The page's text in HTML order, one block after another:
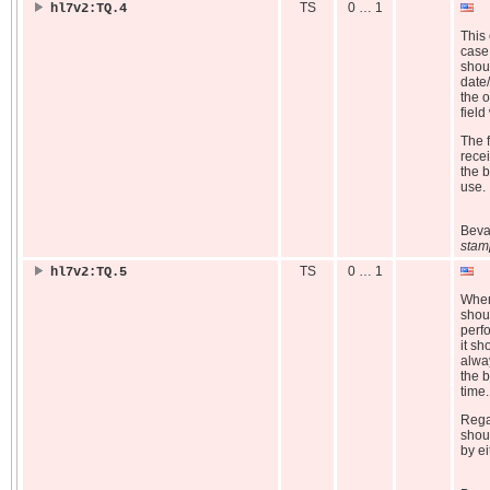
hl7v2:TQ.4
TS
0 … 1
This
the
field
The
the
use.
hl7v2:TQ.5
TS
0 … 1
it
the
time.
by